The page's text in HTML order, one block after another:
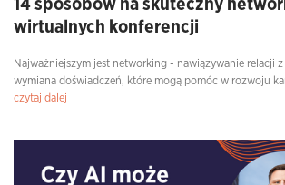
14 sposobów na skuteczny
wirtualnych konferencji
Najważniejszym jest networking - nawiązywanie relacji
wymiana doświadczeń, które mogą pomóc w rozwoju
czytaj dalej